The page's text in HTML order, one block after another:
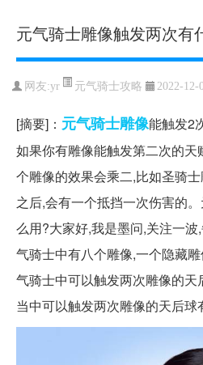
元气骑士雕像触发两次有
网友:yr 元气骑士攻略 2022-12-
[摘要]： 元气骑士雕像能触发2
如果你有雕像能触发第二次的
个雕像的效果会乘二,比如圣骑
之后,会有一个抵挡一次伤害的
么用?大家好,我是墨问,关注一
气骑士中有八个雕像,一个隐藏
气骑士中可以触发两次雕像的
当中可以触发两次雕像的天后球